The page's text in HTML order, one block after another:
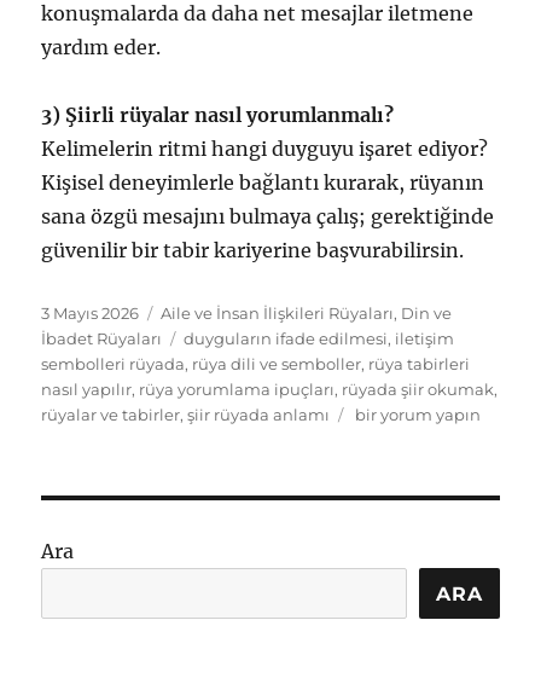
konuşmalarda da daha net mesajlar iletmene
yardım eder.
3) Şiirli rüyalar nasıl yorumlanmalı?
Kelimelerin ritmi hangi duyguyu işaret ediyor?
Kişisel deneyimlerle bağlantı kurarak, rüyanın
sana özgü mesajını bulmaya çalış; gerektiğinde
güvenilir bir tabir kariyerine başvurabilirsin.
Yayın
tarihi
3 Mayıs 2026 Kategoriler
Aile ve İnsan İlişkileri Rüyaları, Din ve
İbadet Rüyaları
Etiketler
duyguların ifade edilmesi, iletişim
sembolleri rüyada, rüya dili ve semboller, rüya tabirleri
nasıl yapılır, rüya yorumlama ipuçları, rüyada şiir okumak,
rüyalar ve tabirler,şiir rüyada anlamı
Rüyada
İletişim
Sembolleri
için
bir yorum yapın
Ara
ARA